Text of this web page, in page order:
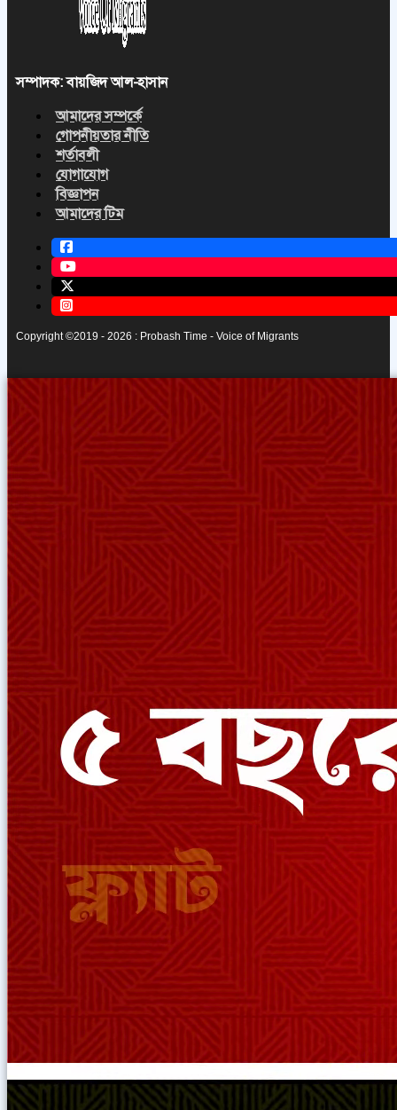
সম্পাদক: বায়জিদ আল-হাসান
আমাদের সম্পর্কে
গোপনীয়তার নীতি
শর্তাবলী
যোগাযোগ
বিজ্ঞাপন
আমাদের টিম
Copyright ©2019 - 2026 : Probash Time - Voice of Migrants